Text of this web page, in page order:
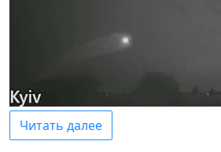
Читать далее